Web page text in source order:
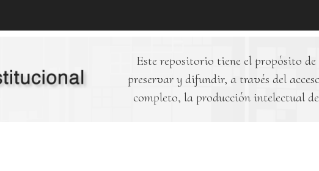
Este repositorio tiene el propósito
preservar y difundir, a través del
completo, la producción intelectual